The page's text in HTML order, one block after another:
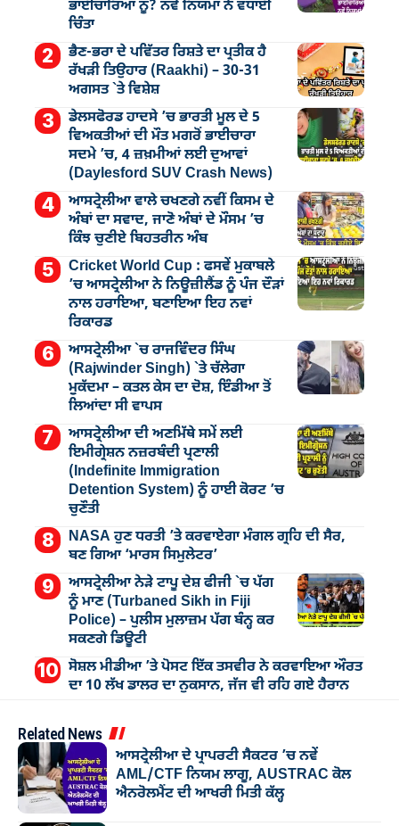
ਭਾਈਚਾਰਿਆਂ ਨੂੰ? ਨਵੇਂ ਨਿਯਮਾਂ ਨੇ ਵਧਾਈ
ਚਿੰਤਾ
ਭੈਣ-ਭਰਾ ਦੇ ਪਵਿੱਤਰ ਰਿਸ਼ਤੇ ਦਾ ਪ੍ਰਤੀਕ ਹੈ
ਰੱਖੜੀ ਤਿਉਹਾਰ (Raakhi) – 30-31
ਅਗਸਤ `ਤੇ ਵਿਸ਼ੇਸ਼
ਡੇਲਸਫੋਰਡ ਹਾਦਸੇ ’ਚ ਭਾਰਤੀ ਮੂਲ ਦੇ 5
ਵਿਅਕਤੀਆਂ ਦੀ ਮੌਤ ਮਗਰੋਂ ਭਾਈਚਾਰਾ
ਸਦਮੇ ’ਚ, 4 ਜ਼ਖ਼ਮੀਆਂ ਲਈ ਦੁਆਵਾਂ
(Daylesford SUV Crash News)
ਆਸਟ੍ਰੇਲੀਆ ਵਾਲੇ ਚਖਣਗੇ ਨਵੀਂ ਕਿਸਮ ਦੇ
ਅੰਬਾਂ ਦਾ ਸਵਾਦ, ਜਾਣੋ ਅੰਬਾਂ ਦੇ ਮੌਸਮ ’ਚ
ਕਿੰਝ ਚੁਣੀਏ ਬਿਹਤਰੀਨ ਅੰਬ
Cricket World Cup : ਫਸਵੇਂ ਮੁਕਾਬਲੇ
’ਚ ਆਸਟ੍ਰੇਲੀਆ ਨੇ ਨਿਊਜ਼ੀਲੈਂਡ ਨੂੰ ਪੰਜ ਦੌੜਾਂ
ਨਾਲ ਹਰਾਇਆ, ਬਣਾਇਆ ਇਹ ਨਵਾਂ
ਰਿਕਾਰਡ
ਆਸਟ੍ਰੇਲੀਆ `ਚ ਰਾਜਵਿੰਦਰ ਸਿੰਘ
(Rajwinder Singh) `ਤੇ ਚੱਲੇਗਾ
ਮੁੁਕੱਦਮਾ – ਕਤਲ ਕੇਸ ਦਾ ਦੋਸ਼, ਇੰਡੀਆ ਤੋਂ
ਲਿਆਂਦਾ ਸੀ ਵਾਪਸ
ਆਸਟ੍ਰੇਲੀਆ ਦੀ ਅਣਮਿੱਥੇ ਸਮੇਂ ਲਈ
ਇਮੀਗ੍ਰੇਸ਼ਨ ਨਜ਼ਰਬੰਦੀ ਪ੍ਰਣਾਲੀ
(Indefinite Immigration
Detention System) ਨੂੰ ਹਾਈ ਕੋਰਟ ’ਚ
ਚੁਣੌਤੀ
NASA ਹੁਣ ਧਰਤੀ ’ਤੇ ਕਰਵਾਏਗਾ ਮੰਗਲ ਗ੍ਰਹਿ ਦੀ ਸੈਰ,
ਬਣ ਗਿਆ ‘ਮਾਰਸ ਸਿਮੁਲੇਟਰ’
ਆਸਟ੍ਰੇਲੀਆ ਨੇੜੇ ਟਾਪੂ ਦੇਸ਼ ਫੀਜੀ `ਚ ਪੱਗ
ਨੂੰ ਮਾਣ (Turbaned Sikh in Fiji
Police) – ਪੁਲੀਸ ਮੁਲਾਜ਼ਮ ਪੱਗ ਬੰਨ੍ਹ ਕਰ
ਸਕਣਗੇ ਡਿਊਟੀ
ਸੋਸ਼ਲ ਮੀਡੀਆ ’ਤੇ ਪੋਸਟ ਇੱਕ ਤਸਵੀਰ ਨੇ ਕਰਵਾਇਆ ਔਰਤ
ਦਾ 10 ਲੱਖ ਡਾਲਰ ਦਾ ਨੁਕਸਾਨ, ਜੱਜ ਵੀ ਰਹਿ ਗਏ ਹੈਰਾਨ
Related News
ਆਸਟ੍ਰੇਲੀਆ ਦੇ ਪ੍ਰਾਪਰਟੀ ਸੈਕਟਰ ’ਚ ਨਵੇਂ
AML/CTF ਨਿਯਮ ਲਾਗੂ, AUSTRAC ਕੋਲ
ਐਨਰੋਲਮੈਂਟ ਦੀ ਆਖਰੀ ਮਿਤੀ ਕੱਲ੍ਹ